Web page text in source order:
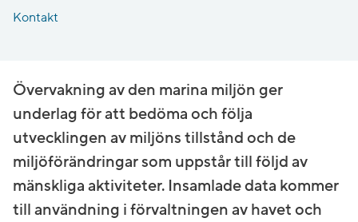
Kontakt
Övervakning av den marina miljön ger
underlag för att bedöma och följa
utvecklingen av miljöns tillstånd och de
miljöförändringar som uppstår till följd av
mänskliga aktiviteter. Insamlade data kommer
till användning i förvaltningen av havet och